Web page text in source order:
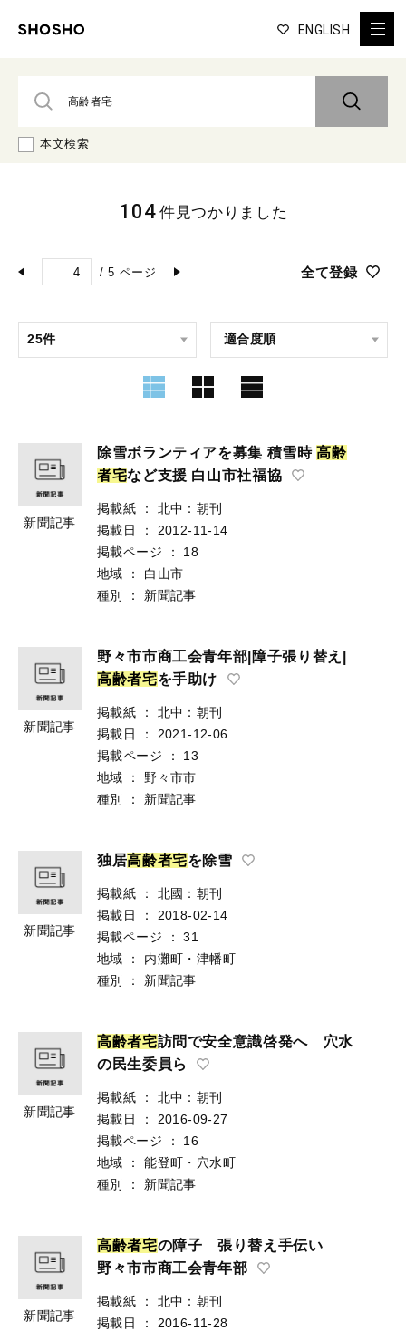
ENGLISH
本文検索
/ 5 ページ 全て登録
104 件見つかりました
新聞記事
除雪ボランティアを募集 積雪時高齢
者宅など支援 白山市社福協
掲載紙 ：
北中：朝刊
掲載日
：
2012-11-14
掲載ページ
：
18
地域
：
白山市
種別
： 新聞記事
新聞記事
野々市市商工会青年部|障子張り替え|
高齢者宅を手助け
掲載紙 ：
北中：朝刊
掲載日
：
2021-12-06
掲載ページ
：
13
地域
：
野々市市
種別
： 新聞記事
新聞記事
独居高齢者宅を除雪
掲載紙 ：
北國：朝刊
掲載日
：
2018-02-14
掲載ページ
：
31
地域
：
内灘町・津幡町
種別
： 新聞記事
新聞記事
高齢者宅訪問で安全意識啓発へ 穴水
の民生委員ら
掲載紙 ：
北中：朝刊
掲載日
：
2016-09-27
掲載ページ
：
16
地域
：
能登町・穴水町
種別
： 新聞記事
新聞記事
高齢者宅の障子 張り替え手伝い
野々市市商工会青年部
掲載紙 ：
北中：朝刊
掲載日
：
2016-11-28